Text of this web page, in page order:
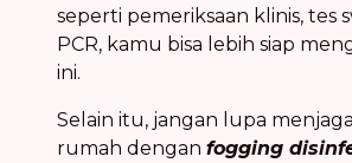
seperti pemeriksaan klinis, tes
PCR, kamu bisa lebih siap
ini.
Selain itu, jangan lupa
rumah dengan fogging